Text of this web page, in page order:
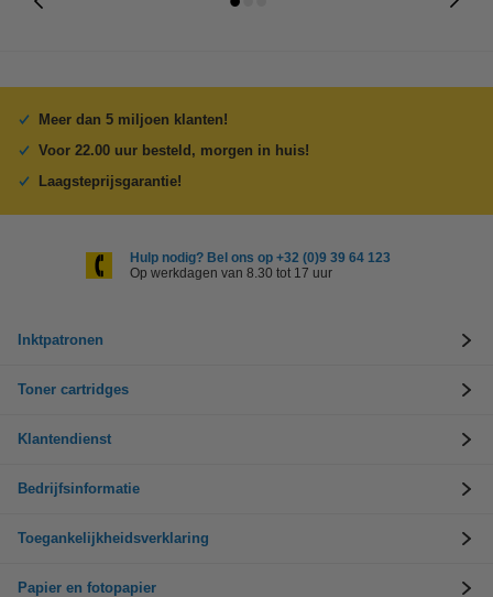
Meer dan 5 miljoen klanten!
Voor 22.00 uur besteld, morgen in huis!
Laagsteprijsgarantie!
Hulp nodig? Bel ons op +32 (0)9 39 64 123
Op werkdagen van 8.30 tot 17 uur
Inktpatronen
Toner cartridges
Klantendienst
Bedrijfsinformatie
Toegankelijkheidsverklaring
Papier en fotopapier